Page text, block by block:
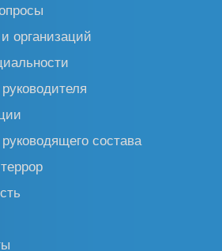
организаций
состава